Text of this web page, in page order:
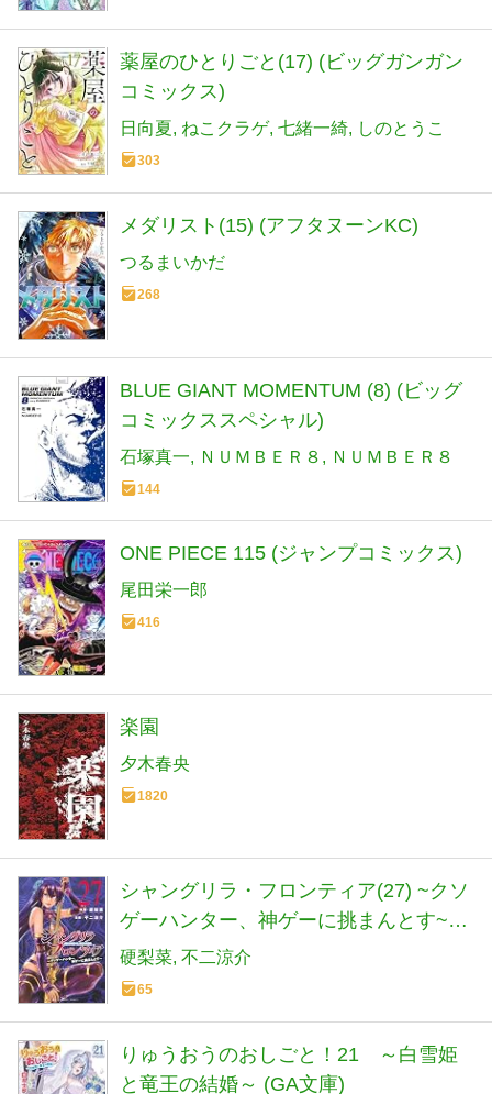
薬屋のひとりごと(17) (ビッグガンガン
コミックス)
日向夏 ねこクラゲ 七緒一綺 しのとうこ
303
メダリスト(15) (アフタヌーンKC)
つるまいかだ
268
BLUE GIANT MOMENTUM (8) (ビッグ
コミックススペシャル)
石塚真一 ＮＵＭＢＥＲ８ ＮＵＭＢＥＲ８
144
ONE PIECE 115 (ジャンプコミックス)
尾田栄一郎
416
楽園
夕木春央
1820
シャングリラ・フロンティア(27) ~クソ
ゲーハンター、神ゲーに挑まんとす~
(KCデラックス)
硬梨菜 不二涼介
65
りゅうおうのおしごと！21 ～白雪姫
と竜王の結婚～ (GA文庫)